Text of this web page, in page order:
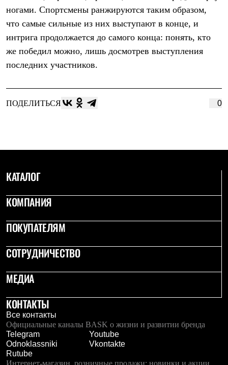
Брюки
Детская одежда
Комбинезоны
Куртки
Утепленная синтетикой
Куртки
Брюки
Лёгкая одежда
Софтшелл одежда
Куртки
Жилеты
Комбинезоны
Комплект термобелья
Снаряжение
Палатки и тенты
Палатки
Аксессуары для палаток
Рюкзаки
Легкоходные
Альпинистские
Городские
Аксессуары для рюкзаков
Спальные мешки
Пуховые
Комбинированные
ногами. Спортсмены ранжируются таким образом,
что самые сильные из них выступают в конце, и
интрига продолжается до самого конца: понять, кто
же победил можно, лишь досмотрев выступления
последних участников.
ПОДЕЛИТЬСЯ 0
КАТАЛОГ
КОМПАНИЯ
ПОКУПАТЕЛЯМ
СОТРУДНИЧЕСТВО
МЕДИА
КОНТАКТЫ
Все контакты
Официальные каналы BASK о жизни и развитии бренда
Telegram
Youtube
Odnoklassniki
Vkontakte
Rutube
Интернет-магазин, розничные продажи: новинки и акции